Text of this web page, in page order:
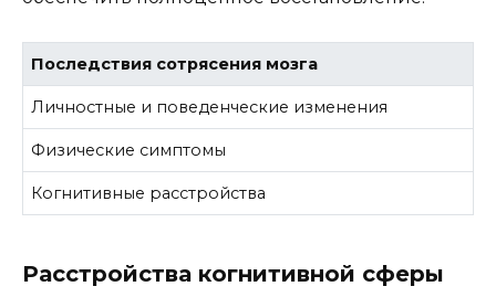
Последствия сотрясения мозга
Личностные и поведенческие изменения
Физические симптомы
Когнитивные расстройства
Расстройства когнитивной сферы